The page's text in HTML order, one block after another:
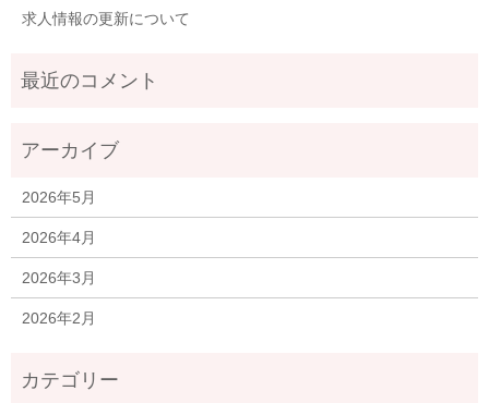
求人情報の更新について
2026年5月
2026年4月
2026年3月
2026年2月